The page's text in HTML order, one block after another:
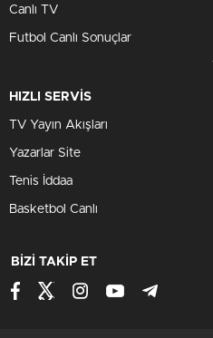
Canlı TV
Futbol Canlı Sonuçlar
HIZLI SERVİS
TV Yayın Akışları
Yazarlar Site
Tenis İddaa
Basketbol Canlı
BİZİ TAKİP ET